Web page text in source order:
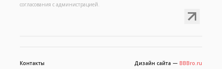
согласования с администрацией.
Дизайн сайта — BBBro.ru
Контакты